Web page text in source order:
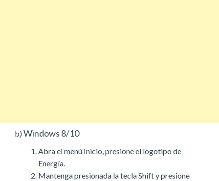
b) Windows 8/10
Abra el menú Inicio, presione el logotipo de
Energía.
Mantenga presionada la tecla Shift y presione